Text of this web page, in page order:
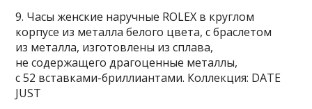
9. Часы женские наручные ROLEX в круглом
корпусе из металла белого цвета, с браслетом
из металла, изготовлены из сплава,
не содержащего драгоценные металлы,
с 52 вставками-бриллиантами. Коллекция: DATE
JUST